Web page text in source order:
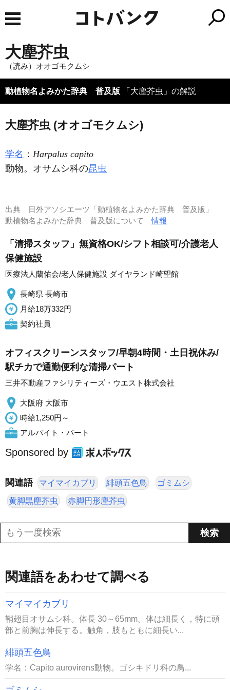
大塵芥虫
（読み）オオゴモクムシ
動植物名よみかた辞典 普及版 「大塵芥虫」の解説
大塵芥虫 (オオゴモクムシ)
学名 ： Harpalus capito
動物。オサムシ科の昆虫
出典
日外アソシエーツ「動植物名よみかた辞典 普及版」
動植物名よみかた辞典 普及版について情報
「清掃スタッフ」無資格OK/シフト相談可/介護老人
保健施設
医療法人蘭佑会/老人保健施設 ダイヤランド崎望館
長崎県 長崎市
月給18万332円
契約社員
オフィスクリーンスタッフ/早朝4時間・土日祝休み/
駅チカで通勤便利な清掃パート
三井不動産ファシリティーズ・ウエスト株式会社
大阪府 大阪市
時給1,250円～
アルバイト・パート
Sponsored by
関連語 マイマイカブリ 緋頭五色鳥 ゴミムシ
黄脚黒塵芥虫 赤脚円形塵芥虫
関連語をあわせて調べる
マイマイカブリ
鞘翅目オサムシ科。体長 30～65mm。体は細長く，特に頭
部と前胸は伸長する。触角，肢もともに細長い...
緋頭五色鳥
学名：Capito aurovirens動物。ゴシキドリ科の鳥...